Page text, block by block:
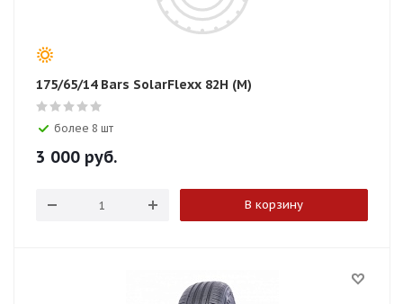
175/65/14 Bars SolarFlexx 82H (M)
более 8 шт
3 000 руб.
В корзину